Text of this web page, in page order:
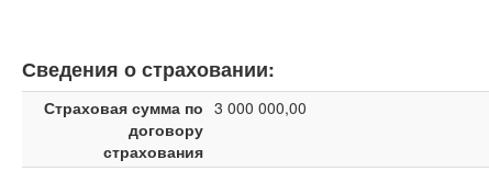
Сведения о страховании:
Страховая сумма по
договору
страхования
3 000 000,00